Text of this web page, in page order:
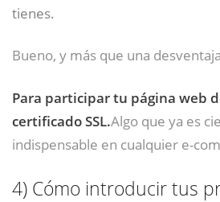
tienes.
Bueno, y más que una
Para participar tu página web
certificado SSL.Algo que ya es
indispensable en cualquier e-
4) Cómo introducir tus